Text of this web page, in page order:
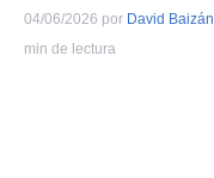
04/06/2026 por David Baizán
min de lectura